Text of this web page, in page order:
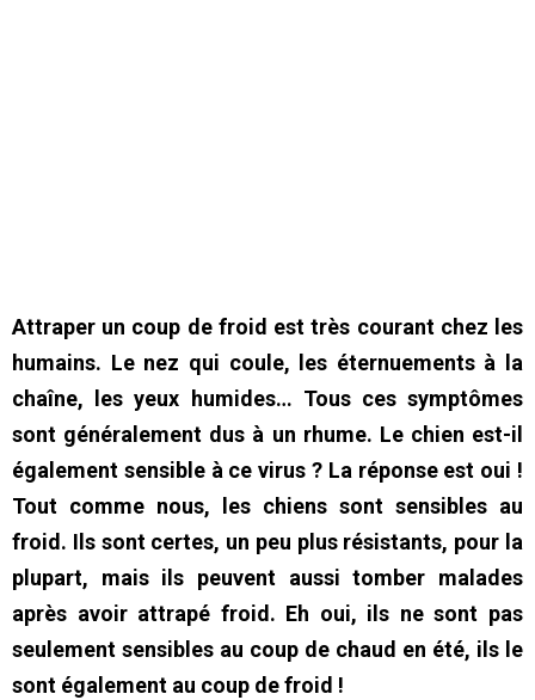
Attraper un coup de froid est très courant chez les
humains. Le nez qui coule, les éternuements à la
chaîne, les yeux humides… Tous ces symptômes
sont généralement dus à un rhume. Le chien est-il
également sensible à ce virus ? La réponse est oui !
Tout comme nous, les chiens sont sensibles au
froid. Ils sont certes, un peu plus résistants, pour la
plupart, mais ils peuvent aussi tomber malades
après avoir attrapé froid. Eh oui, ils ne sont pas
seulement sensibles au coup de chaud en été, ils le
sont également au coup de froid !